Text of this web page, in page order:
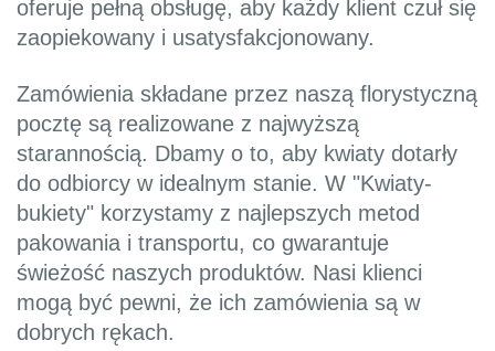
oferuje pełną obsługę, aby każdy klient czuł się
zaopiekowany i usatysfakcjonowany.
Zamówienia składane przez naszą florystyczną
pocztę są realizowane z najwyższą
starannością. Dbamy o to, aby kwiaty dotarły
do odbiorcy w idealnym stanie. W "Kwiaty-
bukiety" korzystamy z najlepszych metod
pakowania i transportu, co gwarantuje
świeżość naszych produktów. Nasi klienci
mogą być pewni, że ich zamówienia są w
dobrych rękach.